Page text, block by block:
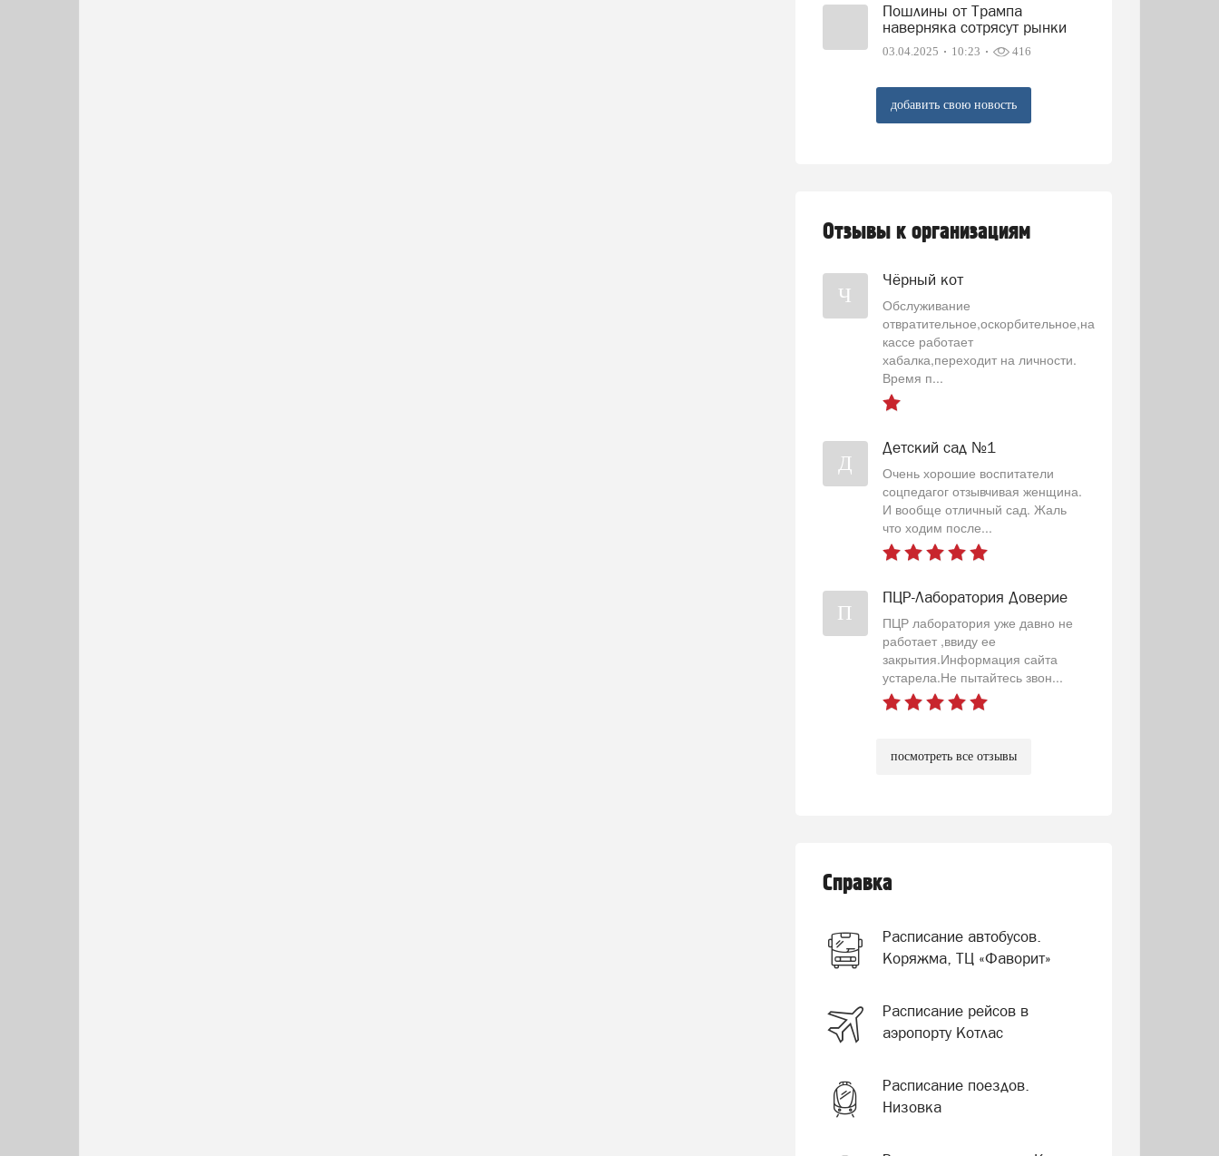
Пошлины от Трампа
наверняка сотрясут рынки
03.04.2025 10:23 416
добавить свою новость
Отзывы к организациям
Ч
Чёрный кот
Обслуживание
отвратительное,оскорбительное,на
кассе работает
хабалка,переходит на личности.
Время п...
Д
Детский сад №1
Очень хорошие воспитатели
соцпедагог отзывчивая женщина.
И вообще отличный сад. Жаль
что ходим после...
П
ПЦР-Лаборатория Доверие
ПЦР лаборатория уже давно не
работает ,ввиду ее
закрытия.Информация сайта
устарела.Не пытайтесь звон...
посмотреть все отзывы
Справка
Расписание автобусов.
Коряжма, ТЦ «Фаворит»
Расписание рейсов в
аэропорту Котлас
Расписание поездов.
Низовка